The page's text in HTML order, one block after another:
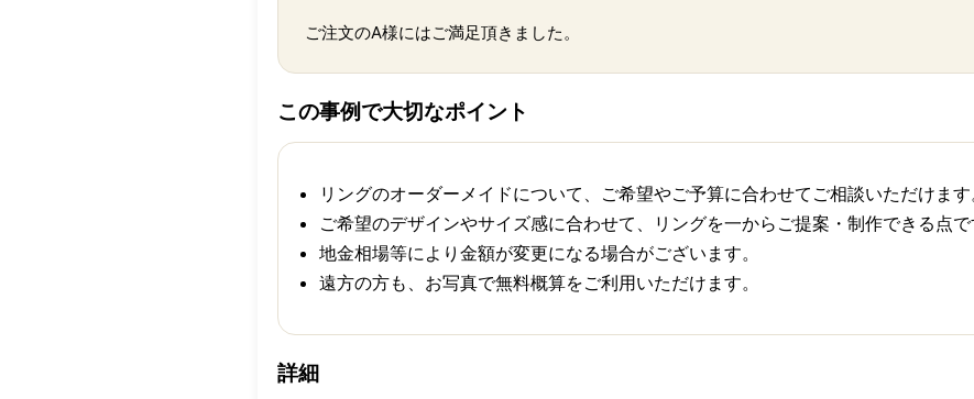
ご注文のA様にはご満足頂きました。
この事例で大切なポイント
リングのオーダーメイドについて、ご希望やご予算に合わせてご相談いただけます
ご希望のデザインやサイズ感に合わせて、リングを一からご提案・制作できる点で
地金相場等により金額が変更になる場合がございます。
遠方の方も、お写真で無料概算をご利用いただけます。
詳細